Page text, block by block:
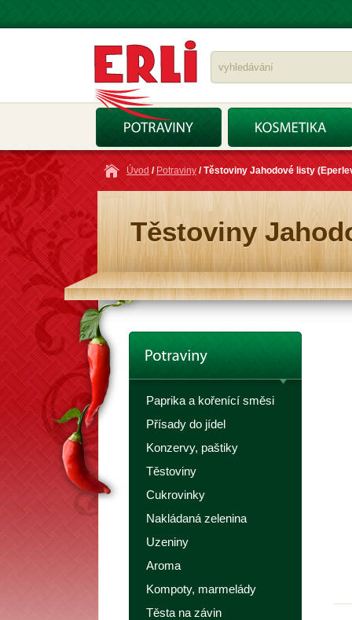
Úvod / Potraviny / Těstoviny Jahodové listy
Těstoviny
Paprika a kořenící směsi
Přísady do jídel
Konzervy, paštiky
Těstoviny
Cukrovinky
Nakládaná zelenina
Uzeniny
Aroma
Kompoty, marmelády
Těsta na závin